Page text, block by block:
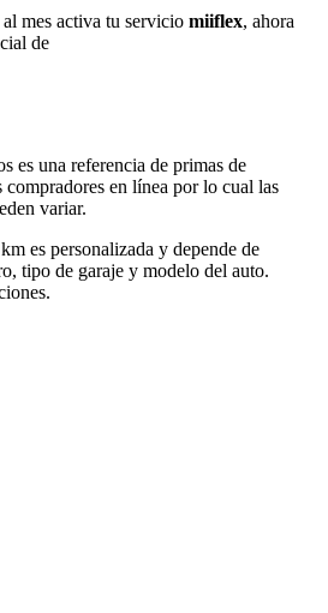
mes activa tu servicio miiflex, ahora
de
es una referencia de primas de
compradores en línea por lo cual las
variar.
es personalizada y depende de
tipo de garaje y modelo del auto.